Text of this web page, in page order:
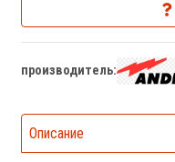
производитель:
Описание